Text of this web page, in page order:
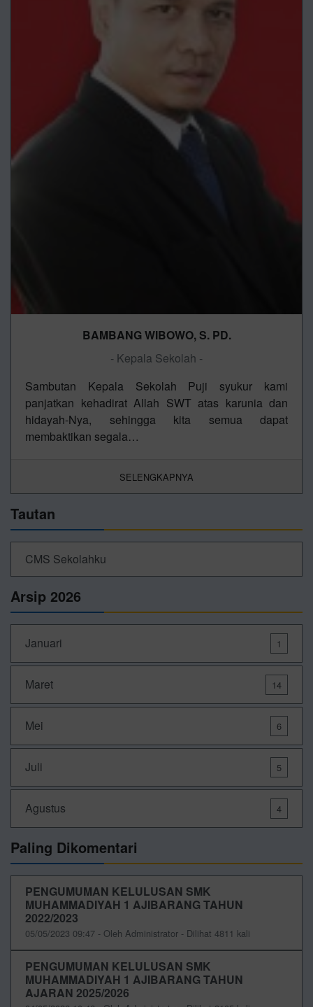
BAMBANG WIBOWO, S. PD.
- Kepala Sekolah -
Sambutan Kepala Sekolah Puji syukur kami
panjatkan kehadirat Allah SWT atas karunia dan
hidayah-Nya, sehingga kita semua dapat
membaktikan segala…
SELENGKAPNYA
Tautan
CMS Sekolahku
Arsip 2026
Januari 1
Maret 14
Mei 6
Juli 5
Agustus 4
Paling Dikomentari
PENGUMUMAN KELULUSAN SMK
MUHAMMADIYAH 1 AJIBARANG TAHUN
2022/2023
05/05/2023 09:47 - Oleh Administrator - Dilihat 4811 kali
PENGUMUMAN KELULUSAN SMK
MUHAMMADIYAH 1 AJIBARANG TAHUN
AJARAN 2025/2026